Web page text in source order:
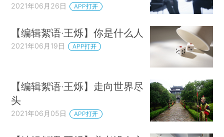
2021年06月26日 APP打开
【编辑絮语·王烁】你是什么人
2021年06月19日 APP打开
【编辑絮语·王烁】走向世界尽
头
2021年06月05日 APP打开